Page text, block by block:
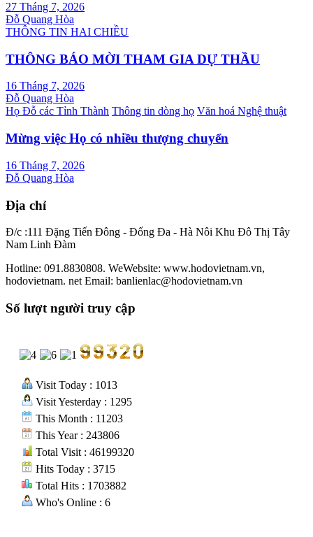
27 Tháng 7, 2026
Đỗ Quang Hòa
THÔNG TIN HAI CHIỀU
THÔNG BÁO MỜI THAM GIA DỰ THẦU
16 Tháng 7, 2026
Đỗ Quang Hòa
Họ Đỗ các Tỉnh Thành Thông tin dòng họ Văn hoá Nghệ thuật
Mừng việc Họ có nhiều thượng chuyển
16 Tháng 7, 2026
Đỗ Quang Hòa
Địa chỉ
Đ/c :111 Đặng Tiến Đông - Đống Đa - Hà Nôi Khu Đô Thị Tây
Nam Linh Đàm
Hotline: 091.8830808. WeWebsite: www.hodovietnam.vn,
hodovietnam. net Email: banlienlac@hodovietnam.vn
Số lượt người truy cập
Visit Today : 1013
Visit Yesterday : 1295
This Month : 11203
This Year : 243806
Total Visit : 46199320
Hits Today : 3715
Total Hits : 1703882
Who's Online : 6